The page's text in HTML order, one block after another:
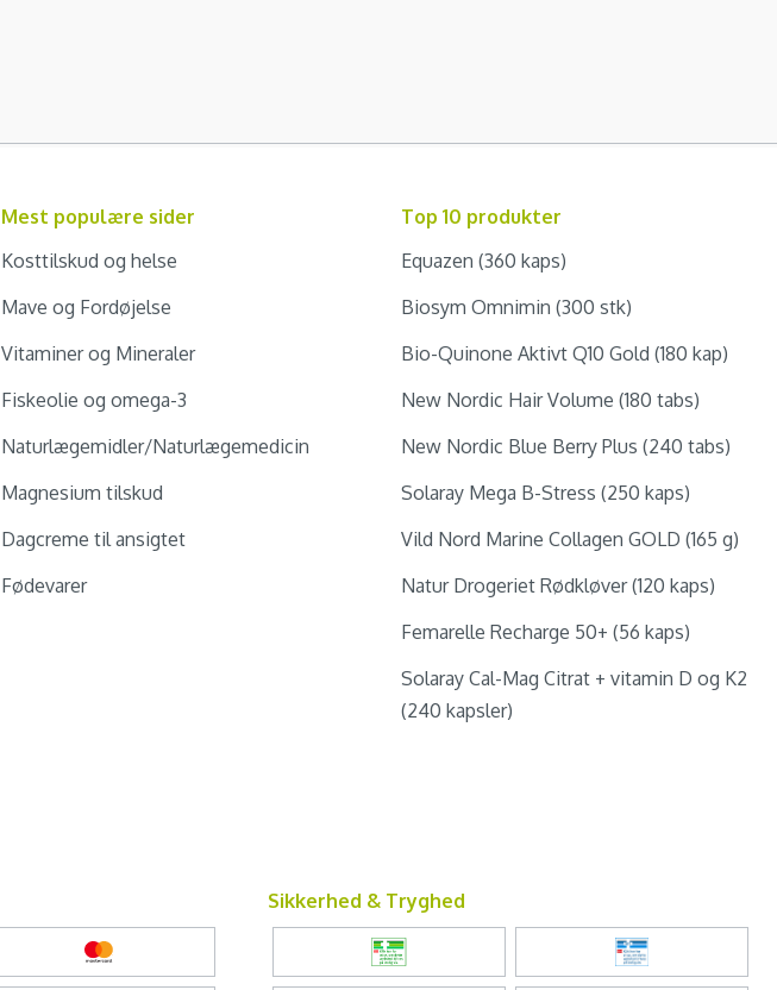
Mest populære sider
Kosttilskud og helse
Mave og Fordøjelse
Vitaminer og Mineraler
Fiskeolie og omega-3
Naturlægemidler/Naturlægemedicin
Magnesium tilskud
Dagcreme til ansigtet
Fødevarer
Top 10 produkter
Equazen (360 kaps)
Biosym Omnimin (300 stk)
Bio-Quinone Aktivt Q10 Gold (180 kap)
New Nordic Hair Volume (180 tabs)
New Nordic Blue Berry Plus (240 tabs)
Solaray Mega B-Stress (250 kaps)
Vild Nord Marine Collagen GOLD (165 g)
Natur Drogeriet Rødkløver (120 kaps)
Femarelle Recharge 50+ (56 kaps)
Solaray Cal-Mag Citrat + vitamin D og K2
(240 kapsler)
Sikkerhed & Tryghed